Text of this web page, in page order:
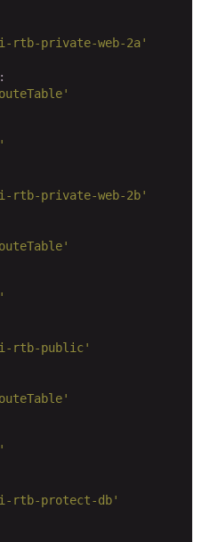
rtb-private-web-2a'
rtb-private-web-2b'
rtb-public'
rtb-protect-db'